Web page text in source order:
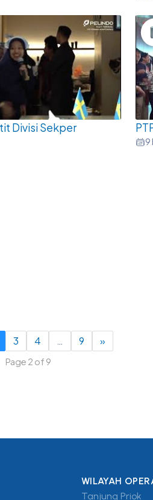
Divisi Sekper
9
3 4 … 9 »
Page 2 of 9
WILAYAH
Tanjung Priok